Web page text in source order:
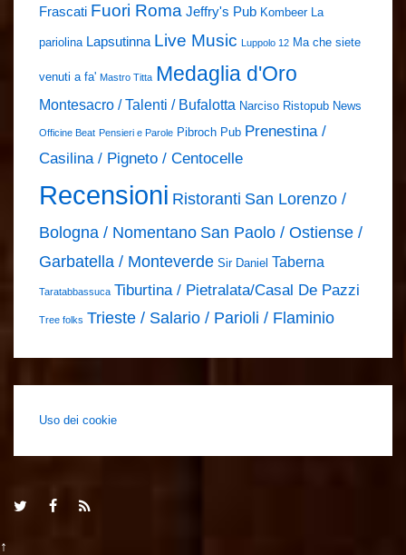
Frascati Fuori Roma Jeffry's Pub Kombeer La
pariolina Lapsutinna Live Music Luppolo 12 Ma che siete
venuti a fa' Mastro Titta Medaglia d'Oro
Montesacro / Talenti / Bufalotta Narciso Ristopub News
Officine Beat Pensieri e Parole Pibroch Pub Prenestina /
Casilina / Pigneto / Centocelle
Recensioni Ristoranti San Lorenzo /
Bologna / Nomentano San Paolo / Ostiense /
Garbatella / Monteverde Sir Daniel Taberna
Taratabbassuca Tiburtina / Pietralata/Casal De Pazzi
Tree folks Trieste / Salario / Parioli / Flaminio
Uso dei cookie
↑